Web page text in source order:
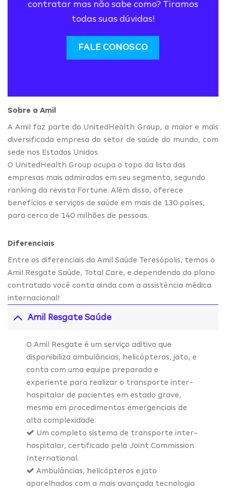
contratar mas não sabe como? Tiramos
todas suas dúvidas!
FALE CONOSCO
Sobre a Amil
A Amil faz parte do UnitedHealth Group, a maior e mais
diversificada empresa do setor de saúde do mundo, com
sede nos Estados Unidos.
O UnitedHealth Group ocupa o topo da lista das
empresas mais admiradas em seu segmento, segundo
ranking da revista Fortune. Além disso, oferece
benefícios e serviços de saúde em mais de 130 países,
para cerca de 140 milhões de pessoas.
Diferenciais
Entre os diferenciais do Amil Saúde Teresópolis, temos o
Amil Resgate Saúde, Total Care, e dependendo do plano
contratado você conta ainda com a assistência médica
internacional!
Amil Resgate Saúde
O Amil Resgate é um serviço aditivo que
disponibiliza ambulâncias, helicópteros, jato, e
conta com uma equipe preparada e
experiente para realizar o transporte inter-
hospitalar de pacientes em estado grave,
mesmo em procedimentos emergenciais de
alta complexidade.
Um completo sistema de transporte inter-
hospitalar, certificado pela Joint Commission
International.
Ambulâncias, helicópteros e jato
aparelhados com a mais avançada tecnologia